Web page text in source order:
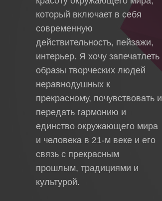
который включает в себя
современную
действительность, пейзажи,
интерьер. Я хочу запечатлеть
образы творческих людей
неравнодушных к
прекрасному, почувствовать и
передать гармонию и
единство окружающего мира
и человека в 21-м веке и его
связь с прекрасным
прошлым, традициями и
культурой.